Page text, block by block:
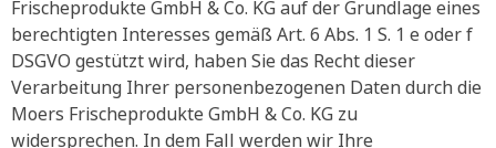
Frischeprodukte GmbH & Co. KG auf der Grundlage eines
berechtigten Interesses gemäß Art. 6 Abs. 1 S. 1 e oder f
DSGVO gestützt wird, haben Sie das Recht dieser
Verarbeitung Ihrer personenbezogenen Daten durch die
Moers Frischeprodukte GmbH & Co. KG zu
widersprechen. In dem Fall werden wir Ihre